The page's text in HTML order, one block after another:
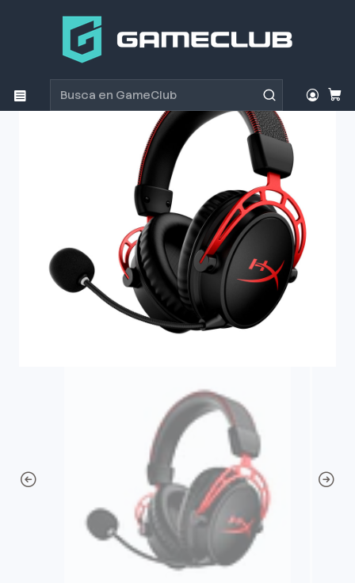
Productos
Audífono Gamer HyperX Cloud Alpha Wireless Red